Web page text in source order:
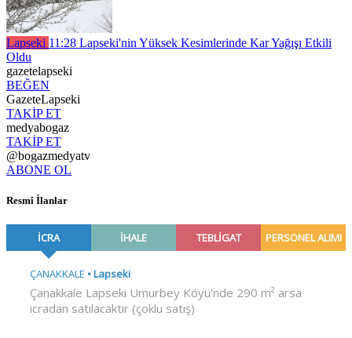
Lapseki 11:28 Lapseki'nin Yüksek Kesimlerinde Kar Yağışı Etkili
Oldu
gazetelapseki
BEĞEN
GazeteLapseki
TAKİP ET
medyabogaz
TAKİP ET
@bogazmedyatv
ABONE OL
Resmî İlanlar